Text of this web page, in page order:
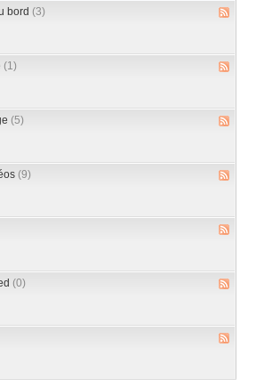
bord (3)
(1)
(5)
(9)
(0)